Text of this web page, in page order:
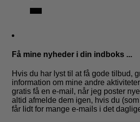
Få mine nyheder i din indboks ...
Hvis du har lyst til at få gode tilbud,
information om mine andre
gratis få en e-mail, når jeg poster
altid afmelde dem igen, hvis du
får lidt for mange e-mails i det